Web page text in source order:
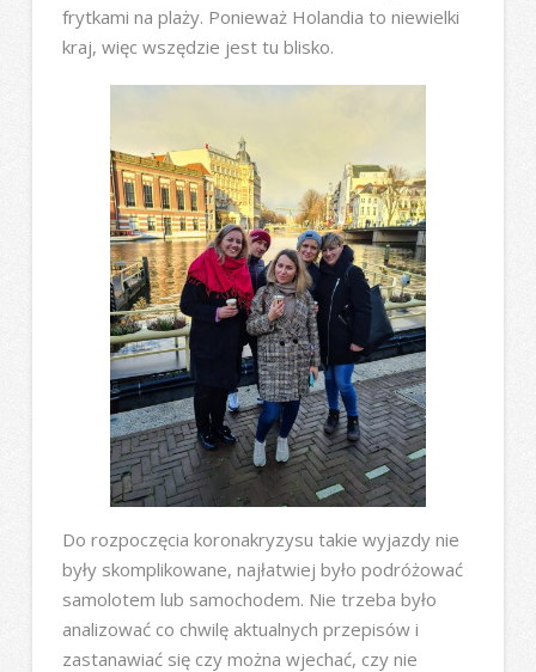
frytkami na plaży. Ponieważ Holandia to niewielki
kraj, więc wszędzie jest tu blisko.
Do rozpoczęcia koronakryzysu takie wyjazdy nie
były skomplikowane, najłatwiej było podróżować
samolotem lub samochodem. Nie trzeba było
analizować co chwilę aktualnych przepisów i
zastanawiać się czy można wjechać, czy nie